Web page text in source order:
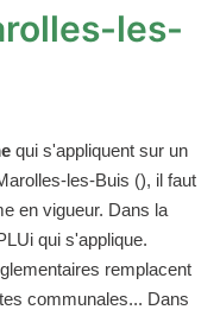
les-
qui s'appliquent sur un
les-Buis (), il faut
en vigueur. Dans la
qui s'applique.
remplacent
communales... Dans